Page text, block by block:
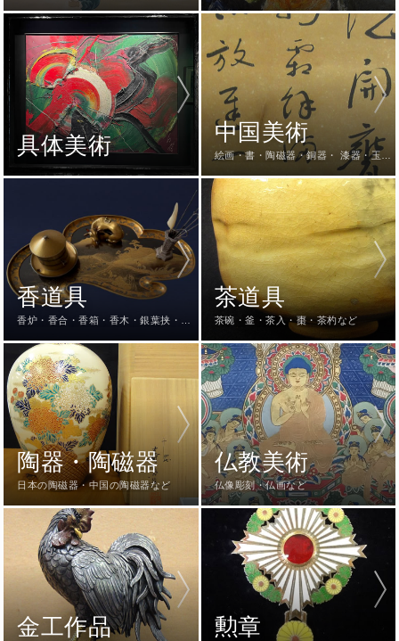
具体美術
中国美術
絵画・書・陶磁器・銅器・ 漆器・玉
香道具
香炉・香合・香箱・香木・銀葉挟・火
茶道具
茶碗・釜・茶入・棗・茶杓など
陶器・陶磁器
日本の陶磁器・中国の陶磁器など
仏教美術
仏像彫刻・仏画など
金工作品 勲章